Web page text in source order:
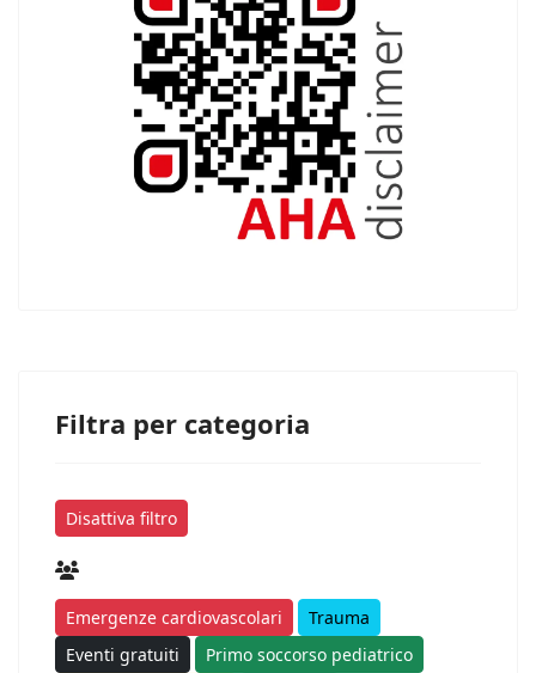
Filtra per categoria
Disattiva filtro
Emergenze cardiovascolari
Trauma
Eventi gratuiti
Primo soccorso pediatrico